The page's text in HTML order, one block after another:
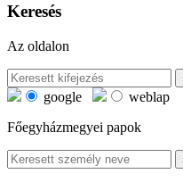
Keresés
Az oldalon
google
weblap
Főegyházmegyei papok